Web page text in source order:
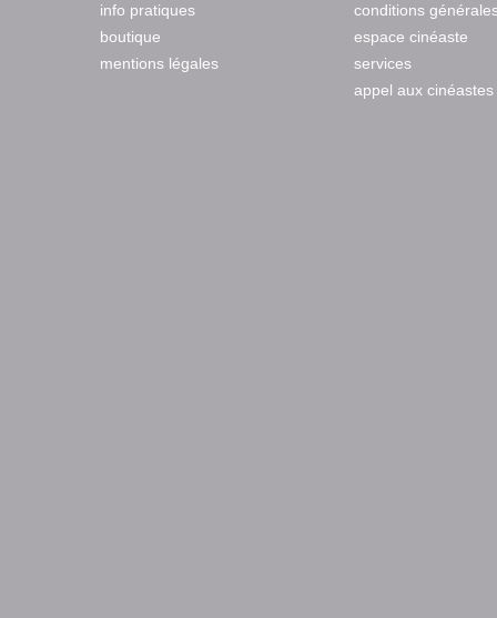
info pratiques
boutique
mentions légales
conditions
espace cinéaste
services
appel aux cinéastes